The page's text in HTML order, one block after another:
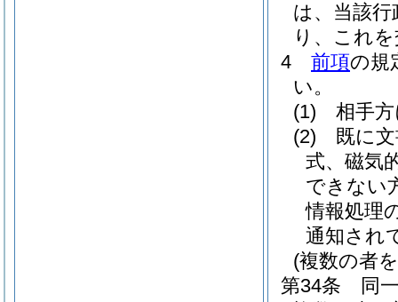
は、当該
り、これ
4
前項の規
い。
(1)
相手
(2)
既に
式、磁気
できない
情報処理
通知され
(複数の者
第34条
同